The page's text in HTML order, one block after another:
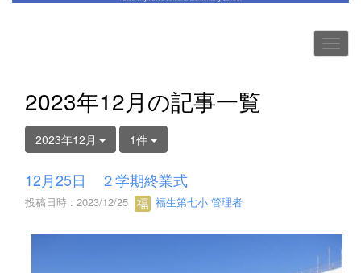
2023年12月の記事一覧
2023年12月 1件
12月25日 ２学期終業式
投稿日時 : 2023/12/25 福生第七小 管理者